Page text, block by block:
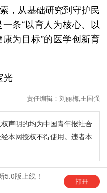
，从基础研究到守护民
条“以育人为核心、以
为目标”的医学创新育
光
责任编辑：刘丽梅,王国强
声明的均为中国青年报社合
本网授权不得使用。违者本
5.0版上线！ “这是六